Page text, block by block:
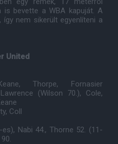
is bevette a WBA kapuját. A
nem sikerült egyenlíteni a
United
Thorpe, Fornasier
(Wilson 70.), Cole,
Coll
Nabi 44., Thorne 52. (11-